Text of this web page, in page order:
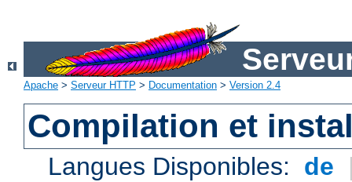
Apache > Serveur HTTP > Documentation > Version 2.4
Compilation et
Langues Disponibles: de